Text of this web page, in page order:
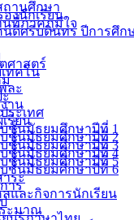
านศึกษา
งนักเรียน
นที่ภาคภูมิใจ
นดีศรีบดินทร ปีการศึก
ศาสตร์
ทคโน
ม
ละ
าน
ระเทศ
รียน
ชั้นมัธยมศึกษาปีที่ 1
ชั้นมัธยมศึกษาปีที่ 2
ชั้นมัธยมศึกษาปีที่ 3
ชั้นมัธยมศึกษาปีที่ 4
ชั้นมัธยมศึกษาปีที่ 5
ชั้นมัธยมศึกษาปีที่ 6
ระ
าร
และกิจการนักเรียน
ะมาณ